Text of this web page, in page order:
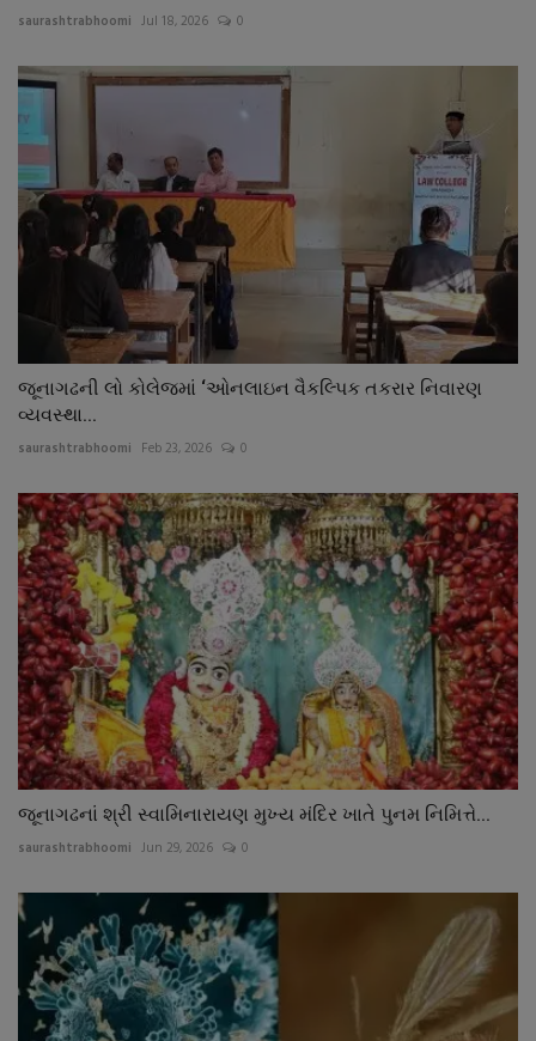
saurashtrabhoomi Jul 18, 2026 0
જૂનાગઢની લો કોલેજમાં ‘ઓનલાઇન વૈકલ્પિક તકરાર નિવારણ
વ્યવસ્થા...
saurashtrabhoomi Feb 23, 2026 0
જૂનાગઢનાં શ્રી સ્વામિનારાયણ મુખ્ય મંદિર ખાતે પુનમ નિમિત્તે...
saurashtrabhoomi Jun 29, 2026 0